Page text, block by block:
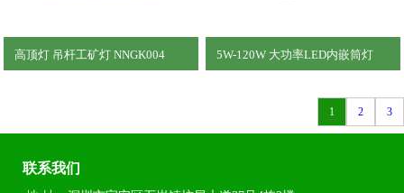
高顶灯 吊杆工矿灯 NNGK004
5W-120W 大功率LED内嵌筒灯
1 2 3
联系我们